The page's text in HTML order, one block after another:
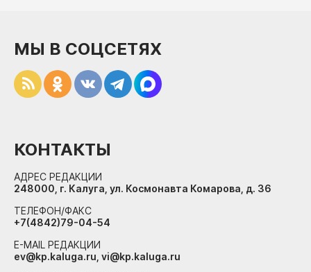
МЫ В СОЦСЕТЯХ
КОНТАКТЫ
АДРЕС РЕДАКЦИИ
248000, г. Калуга, ул. Космонавта Комарова, д. 36
ТЕЛЕФОН/ФАКС
+7(4842)79-04-54
E-MAIL РЕДАКЦИИ
ev@kp.kaluga.ru, vi@kp.kaluga.ru